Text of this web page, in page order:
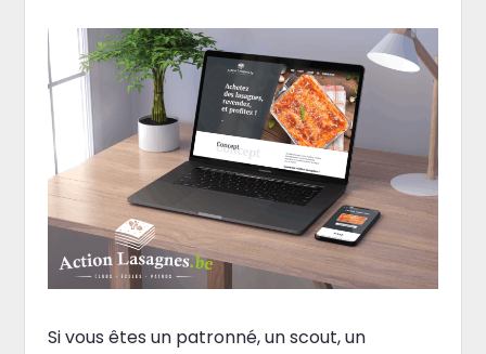
Si vous êtes un patronné, un scout, un